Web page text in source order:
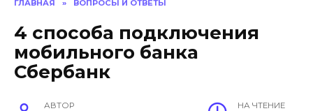
ГЛАВНАЯ » ВОПРОСЫ И ОТВЕТЫ
4 способа подключения
мобильного банка
Сбербанк
АВТОР НА ЧТЕНИЕ